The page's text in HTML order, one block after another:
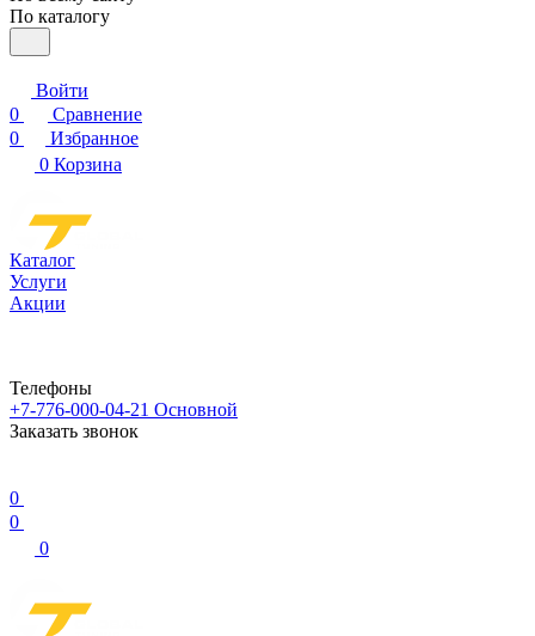
По каталогу
Войти
0
Сравнение
0
Избранное
0 Корзина
Каталог
Услуги
Акции
Телефоны
+7-776-000-04-21 Основной
Заказать звонок
0
0
0